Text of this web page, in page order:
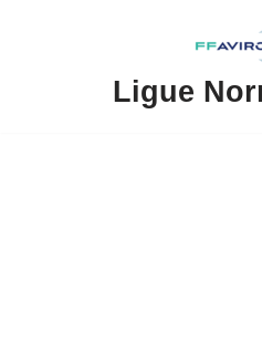
Ligue